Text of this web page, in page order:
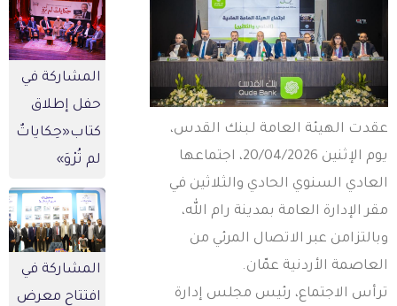
الهيئة العامة لـبنك القدس،
يوم الإثنين 20/04/2026، اجتماعها
السنوي الحادي والثلاثين في
الإدارة العامة بمدينة رام الله،
عبر الاتصال المرئي من
الأردنية عمّان.
الاجتماع، رئيس مجلس إدارة
المشاركة في
حفل إطلاق
كتاب«حِكاياتٌ
لم تُرْوَ»
المشاركة في
افتتاح معرض